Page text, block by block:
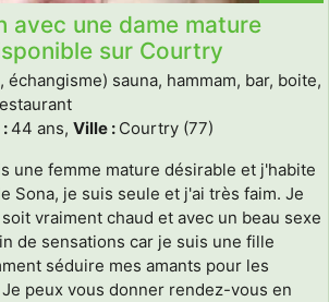
avec une dame mature
sur Courtry
sauna, hammam, bar, boite,
44 ans, Ville : Courtry (77)
une femme mature désirable et j'habite
Sona, je suis seule et j'ai très faim. Je
vraiment chaud et avec un beau sexe
de sensations car je suis une fille
séduire mes amants pour les
peux vous donner rendez-vous en